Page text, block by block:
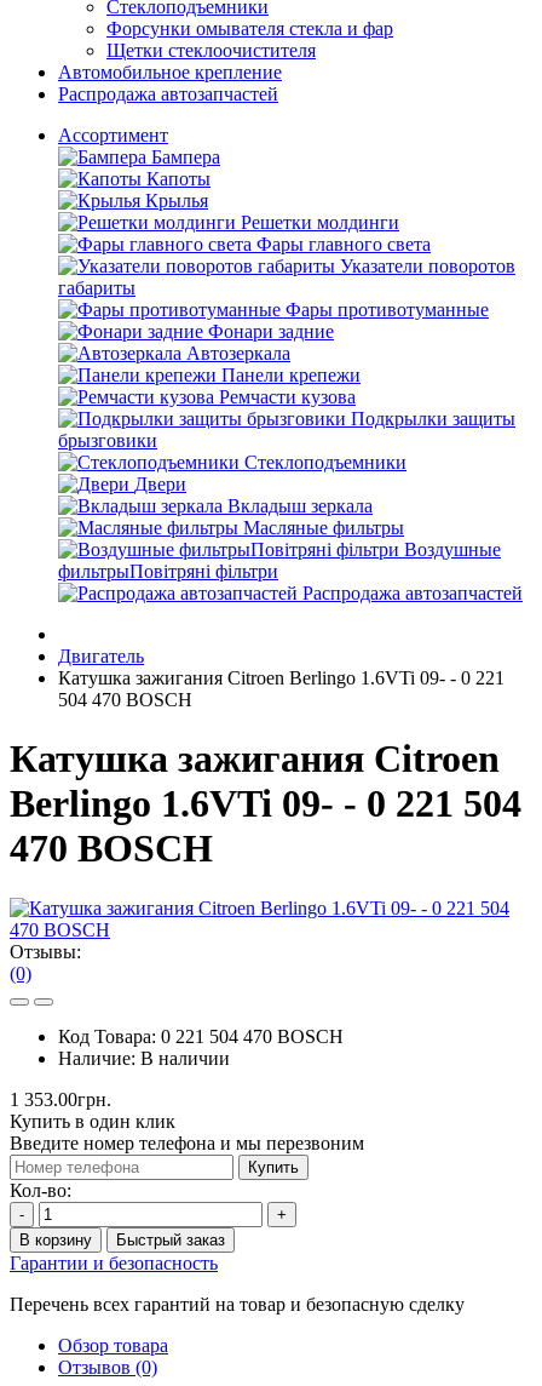
Стеклоподъемники
Форсунки омывателя стекла и фар
Щетки стеклоочистителя
Автомобильное крепление
Распродажа автозапчастей
Ассортимент
Бампера
Капоты
Крылья
Решетки молдинги
Фары главного света
Указатели поворотов
габариты
Фары противотуманные
Фонари задние
Автозеркала
Панели крепежи
Ремчасти кузова
Подкрылки защиты
брызговики
Стеклоподъемники
Двери
Вкладыш зеркала
Масляные фильтры
Воздушные
фильтрыПовітряні фільтри
Распродажа автозапчастей
Двигатель
Катушка зажигания Citroen Berlingo 1.6VTi 09- - 0 221
504 470 BOSCH
Катушка зажигания Citroen
Berlingo 1.6VTi 09- - 0 221 504
470 BOSCH
Отзывы:
(0)
Код Товара: 0 221 504 470 BOSCH
Наличие: В наличии
1 353.00грн.
Купить в один клик
Введите номер телефона и мы перезвоним
Купить
Кол-во:
-
+
В корзину
Быстрый заказ
Гарантии и безопасность
Перечень всех гарантий на товар и безопасную сделку
Обзор товара
Отзывов (0)